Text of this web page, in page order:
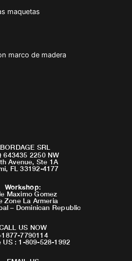
maquetas
marco de madera
SRL
643435 2250 NW
Avenue, Ste 1A
FL 33192-4177
Workshop:
Maximo Gomez
Zone La Armeria
– Dominican Republic
US NOW
7790114
US : 1-809-528-1992